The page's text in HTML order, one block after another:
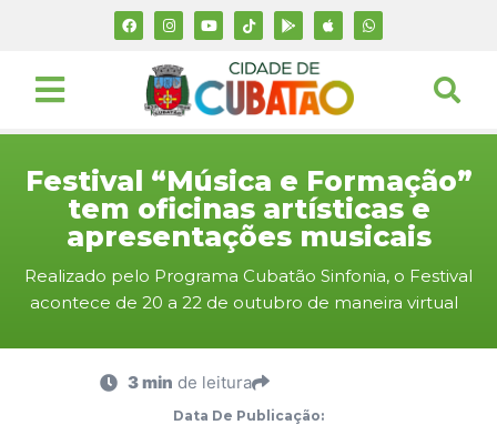
Festival “Música e Formação”
tem oficinas artísticas e
apresentações musicais
Realizado pelo Programa Cubatão Sinfonia, o Festival
acontece de 20 a 22 de outubro de maneira virtual
3 min de leitura
Data De Publicação: